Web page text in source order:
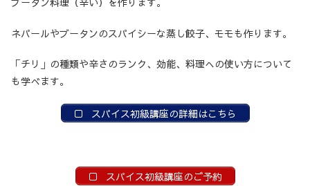
ネパールやブータンのスパイシーな蒸し餃子、モモも作ります。
「チリ」の種類や辛さのランク、効能、料理への使い方について
も学べます。
スパイス初級講座の詳細はこちら
スパイス初級講座のご予約